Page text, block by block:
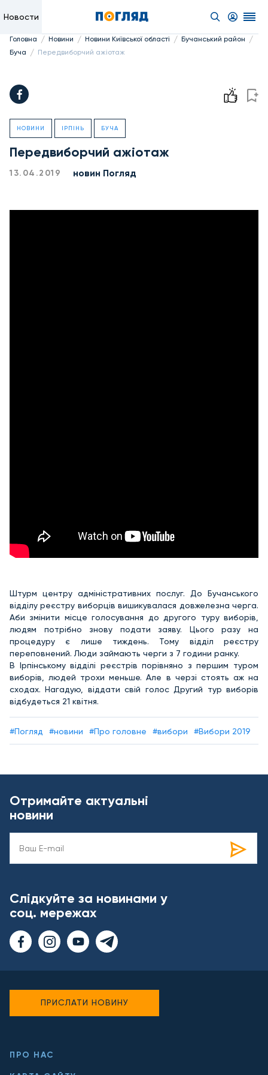
Новости
Головна / Новини / Новини Київської області / Бучанський район /
Буча / Передвиборчий ажіотаж
НОВИНИ ІРПІНЬ БУЧА
Передвиборчий ажіотаж
13.04.2019 новин Погляд
Штурм центру адміністративних послуг. До Бучанського
відділу реєстру виборців вишикувалася довжелезна черга.
Аби змінити місце голосування до другого туру виборів,
людям потрібно знову подати заяву. Цього разу на
процедуру є лише тиждень. Тому відділ реєстру
переповнений. Люди займають черги з 7 години ранку.
В Ірпінському відділі реєстрів порівняно з першим туром
виборів, людей трохи меньше. Але в черзі стоять аж на
сходах. Нагадую, віддати свій голос Другий тур виборів
відбудеться 21 квітня.
#Погляд #новини #Про головне #вибори #Вибори 2019
Отримайте актуальні
новини
Слідкуйте за новинами у
соц. мережах
ПРО НАС
ПРИСЛАТИ НОВИНУ